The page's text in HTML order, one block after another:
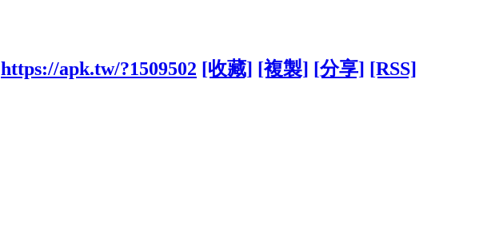
https://apk.tw/?1509502 [收藏] [複製] [分享] [RSS]